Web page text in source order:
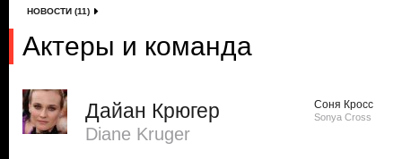
НОВОСТИ (11)
Актеры и команда
Дайан Крюгер
Diane Kruger
Соня Кросс
Sonya Cross